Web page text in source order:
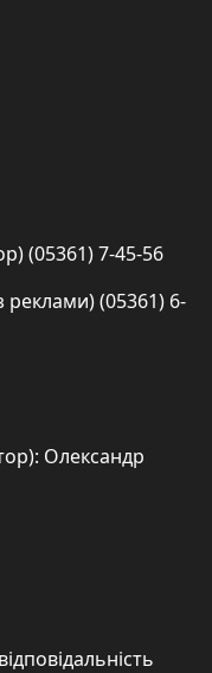
(05361) 7-45-56
реклами) (05361) 6-
Олександр